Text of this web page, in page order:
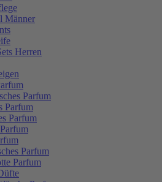
Männer
Herren
Parfum
Parfum
Parfum
Parfum
Parfum